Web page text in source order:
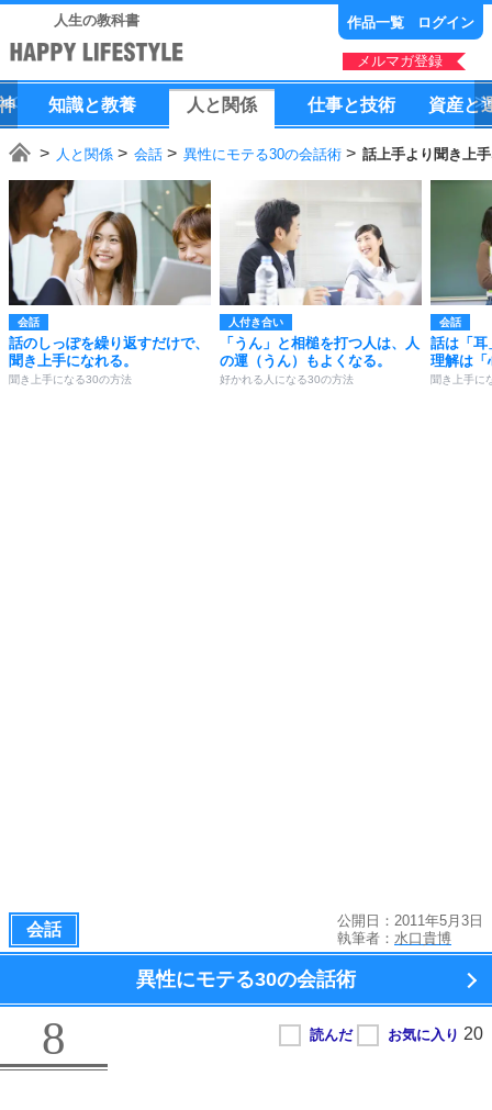
人生の教科書 作品一覧 ログイン
メルマガ登録
知識と教養 人 と 関係 仕事と技術 資産と
人と関係 会話 異性にモテる30の会話術 話上手より聞き上
会話
話のしっぽを繰り返すだけで、
聞き上手になれる。
聞き上手になる30の方法
人付き合い
「うん」と相槌を打つ人は、人
の運（うん）もよくなる。
好かれる人になる30の方法
会話
話は「耳
理解は「
聞き上手に
会話
公開日：2011年5月3日
執筆者： 水口貴博
異性にモテる30の会話術
8